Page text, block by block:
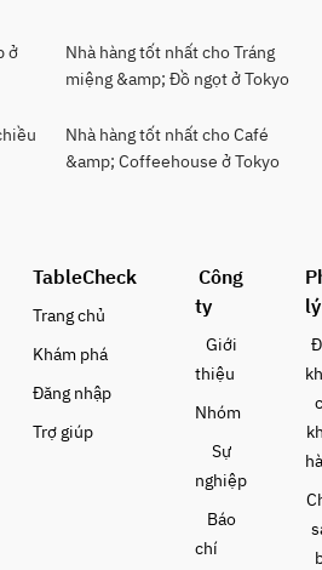
ở
Nhà hàng tốt nhất cho Tráng
miệng &amp; Đồ ngọt ở Tokyo
Nhà hàng tốt nhất cho Café
&amp; Coffeehouse ở Tokyo
TableCheck
Trang chủ
Khám phá
Đăng nhập
Trợ giúp
Công
ty
Giới
thiệu
Nhóm
Sự
nghiệp
Báo
chí
lý